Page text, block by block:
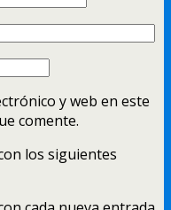
y web en este
comente.
los siguientes